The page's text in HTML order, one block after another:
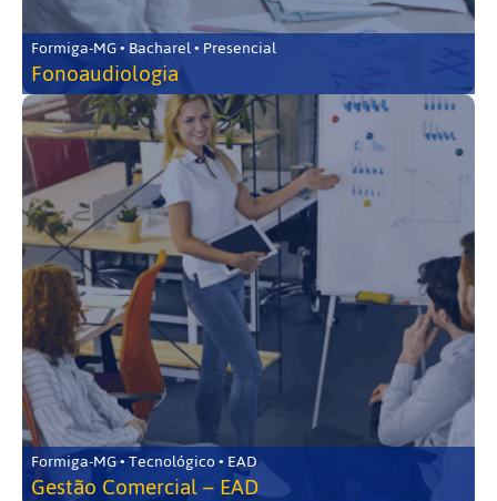
Formiga-MG • Bacharel • Presencial
Fonoaudiologia
Formiga-MG • Tecnológico • EAD
Gestão Comercial – EAD